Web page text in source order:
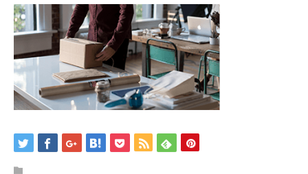
ブログ
お問い合わせ
バーチャルツアー
Instagram